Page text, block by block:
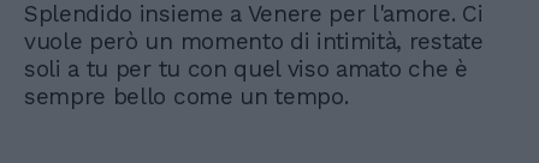
Splendido insieme a Venere per l'amore. Ci
vuole però un momento di intimità, restate
soli a tu per tu con quel viso amato che è
sempre bello come un tempo.